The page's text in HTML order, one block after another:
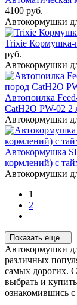
4100 руб.
Автокормушки
Trixie Кормушка-
руб.
Автокормушки
Автопоилка
CatH2O PW-02 2
Автокормушки
Автокормушка
кормлений) с
Автокормушки
1
2
Показать еще...
Автокормушки
различных
самых дорогих.
выбрать и
ознакомившись